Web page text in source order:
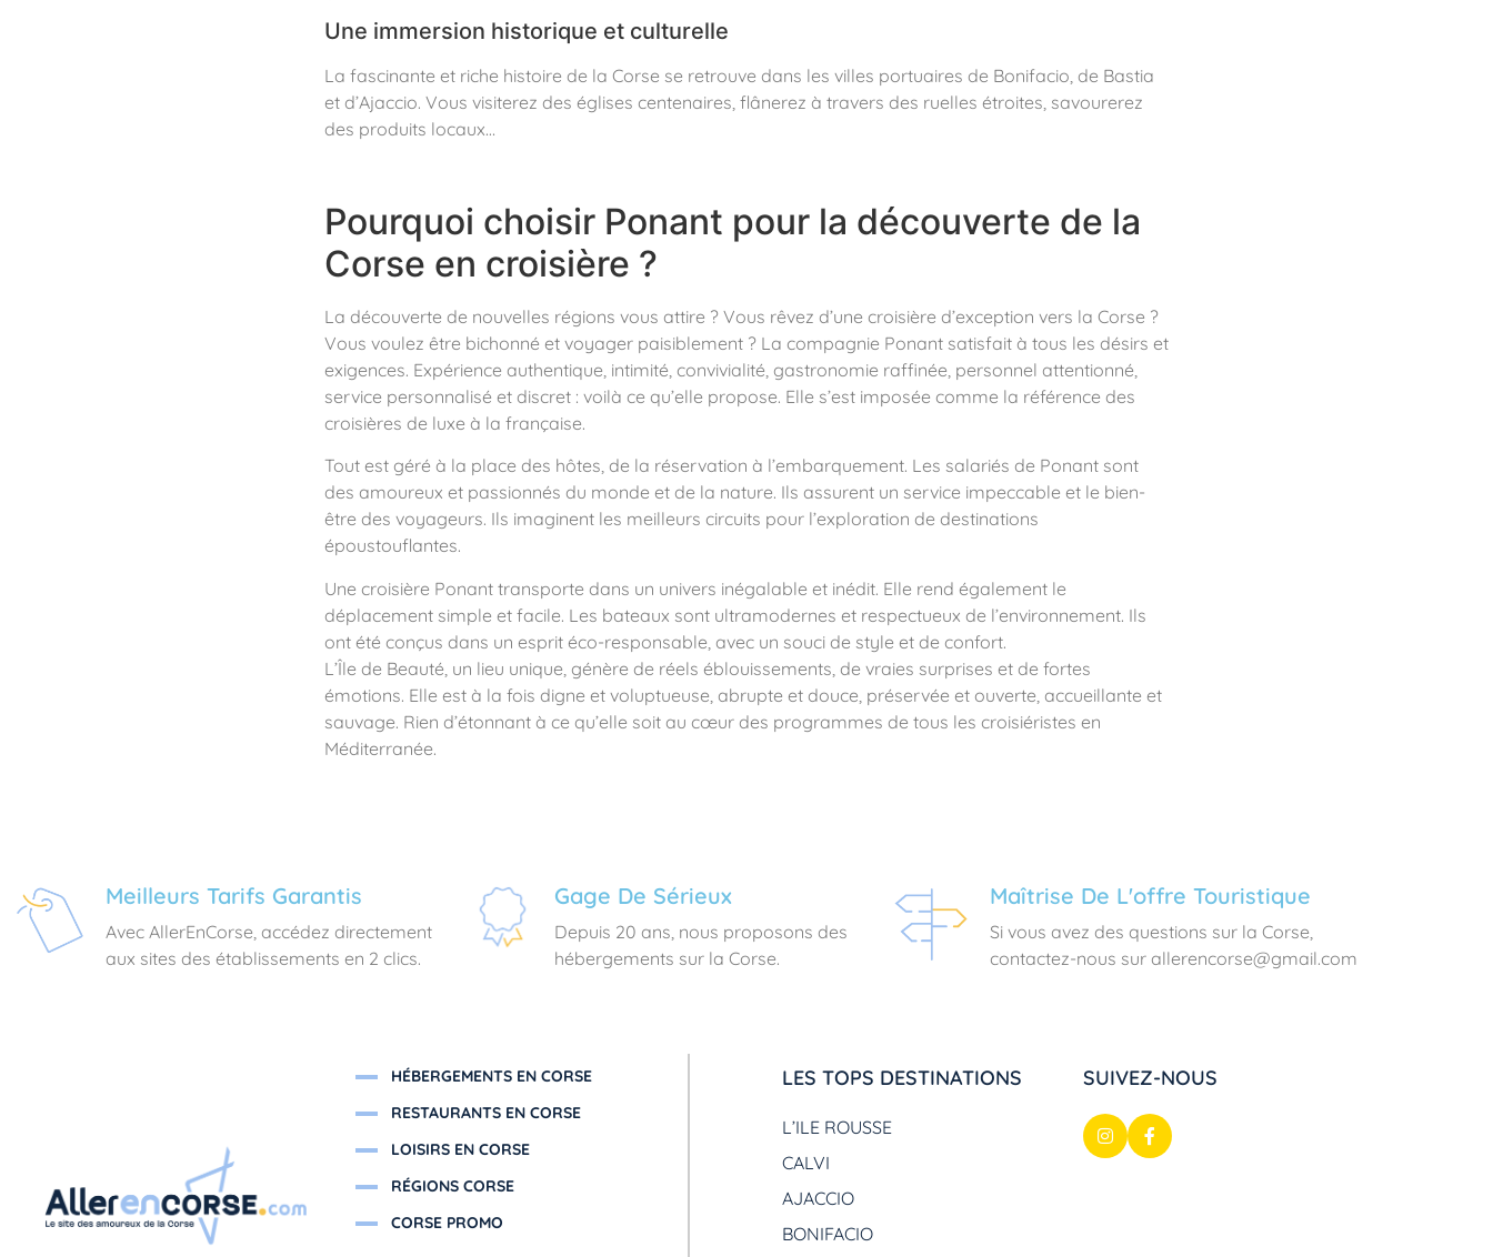
Une immersion historique et culturelle
La fascinante et riche histoire de la Corse se retrouve dans les villes portuaires de Bonifacio, de Bastia
et d’Ajaccio. Vous visiterez des églises centenaires, flânerez à travers des ruelles étroites, savourerez
des produits locaux…
Pourquoi choisir Ponant pour la découverte de la
Corse en croisière ?
La découverte de nouvelles régions vous attire ? Vous rêvez d’une croisière d’exception vers la Corse ?
Vous voulez être bichonné et voyager paisiblement ? La compagnie Ponant satisfait à tous les désirs et
exigences. Expérience authentique, intimité, convivialité, gastronomie raffinée, personnel attentionné,
service personnalisé et discret : voilà ce qu’elle propose. Elle s’est imposée comme la référence des
croisières de luxe à la française.
Tout est géré à la place des hôtes, de la réservation à l’embarquement. Les salariés de Ponant sont
des amoureux et passionnés du monde et de la nature. Ils assurent un service impeccable et le bien-
être des voyageurs. Ils imaginent les meilleurs circuits pour l’exploration de destinations
époustouflantes.
Une croisière Ponant transporte dans un univers inégalable et inédit. Elle rend également le
déplacement simple et facile. Les bateaux sont ultramodernes et respectueux de l’environnement. Ils
ont été conçus dans un esprit éco-responsable, avec un souci de style et de confort.
L’Île de Beauté, un lieu unique, génère de réels éblouissements, de vraies surprises et de fortes
émotions. Elle est à la fois digne et voluptueuse, abrupte et douce, préservée et ouverte, accueillante et
sauvage. Rien d’étonnant à ce qu’elle soit au cœur des programmes de tous les croisiéristes en
Méditerranée.
Meilleurs Tarifs Garantis
Avec AllerEnCorse, accédez directement
aux sites des établissements en 2 clics.
Gage De Sérieux
Depuis 20 ans, nous proposons des
hébergements sur la Corse.
Maîtrise De L'offre Touristique
Si vous avez des questions sur la Corse,
contactez-nous sur allerencorse@gmail.com
HÉBERGEMENTS EN CORSE
RESTAURANTS EN CORSE
LOISIRS EN CORSE
RÉGIONS CORSE
CORSE PROMO
LES TOPS DESTINATIONS
L’ILE ROUSSE
CALVI
AJACCIO
BONIFACIO
SUIVEZ-NOUS